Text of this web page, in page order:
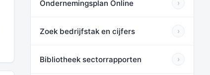
Ondernemingsplan Online ›
Zoek bedrijfstak en cijfers ›
Bibliotheek sectorrapporten ›